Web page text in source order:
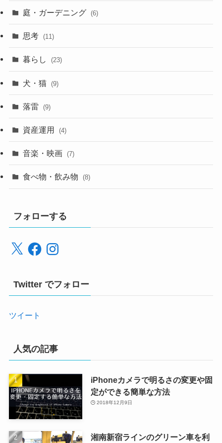
庭・ガーデニング (6)
思考 (11)
暮らし (23)
犬・猫 (9)
落雷 (9)
資産運用 (4)
音楽・映画 (7)
食べ物・飲み物 (8)
フォローする
X FacebookInstagram
Twitter でフォロー
ツイート
人気の記事
iPhoneカメラで明るさの変更や固
定ができる簡単な方法
2018年12月9日
湘南新宿ラインのグリーン車を利